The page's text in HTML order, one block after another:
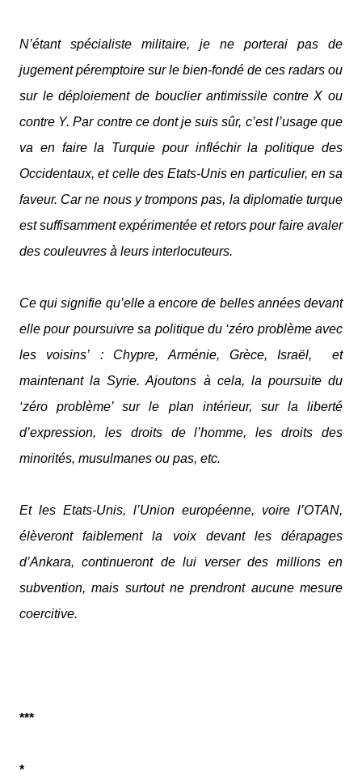
N’étant spécialiste militaire, je ne porterai pas de
jugement péremptoire sur le bien-fondé de ces radars ou
sur le déploiement de bouclier antimissile contre X ou
contre Y. Par contre ce dont je suis sûr, c’est l’usage que
va en faire la Turquie pour infléchir la politique des
Occidentaux, et celle des Etats-Unis en particulier, en sa
faveur. Car ne nous y trompons pas, la diplomatie turque
est suffisamment expérimentée et retors pour faire avaler
des couleuvres à leurs interlocuteurs.
Ce qui signifie qu’elle a encore de belles années devant
elle pour poursuivre sa politique du ‘zéro problème avec
les voisins’ : Chypre, Arménie, Grèce, Israël,
et
maintenant la Syrie. Ajoutons à cela, la poursuite du
‘zéro problème’ sur le plan intérieur, sur la liberté
d’expression, les droits de l’homme, les droits des
minorités, musulmanes ou pas, etc.
Et les Etats-Unis, l’Union européenne, voire l’OTAN,
élèveront faiblement la voix devant les dérapages
d’Ankara, continueront de lui verser des millions en
subvention, mais surtout ne prendront aucune mesure
coercitive.
***
*